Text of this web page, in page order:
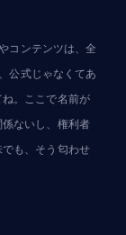
コンテンツは、全
公式じゃなくてあ
。ここで名前が
ないし、権利者
も、そう匂わせ